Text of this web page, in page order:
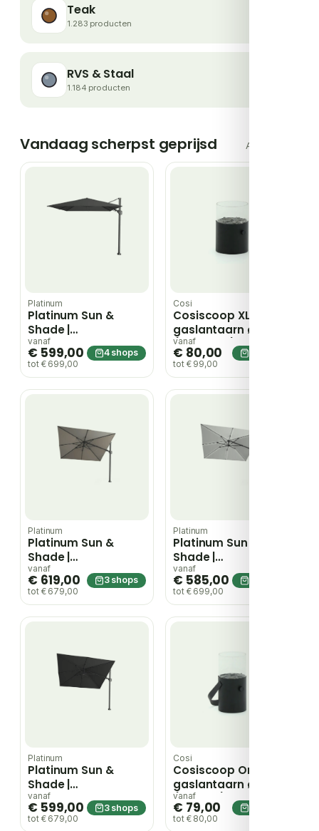
Teak
1.283 producten
RVS & Staal
1.184 producten
Vandaag scherpst geprijsd Alle deals →
Platinum
Platinum Sun &
Shade |
Zweefparasol
Challenger T²
Premium 350 x 260
cm | Faded Black
vanaf
€ 599,00
tot € 699,00
4 shops
Cosi
Cosiscoop XL
gaslantaarn ø20cm
(h:30,5cm) – Zwart
vanaf
€ 80,00
tot € 99,00
Platinum
Platinum Sun &
Shade |
Zweefparasol
Challenger T²
Premium 300 x 300
cm | Manhattan
vanaf
€ 619,00
tot € 679,00
3 shops
Platinum
Platinum Sun &
Shade |
Zweefparasol
Challenger T² Glow
300 x 300 cm |
Lichtgrijs
vanaf
€ 585,00
tot € 699,00
Platinum
Platinum Sun &
Shade |
Zweefparasol
Challenger T²
Premium 300 x 300
vanaf
€ 599,00
tot € 679,00
3 shops
Cosi
Cosiscoop Original
gaslantaarn ø16cm
(h:30cm) – Zwart
vanaf
€ 79,00
tot € 80,00